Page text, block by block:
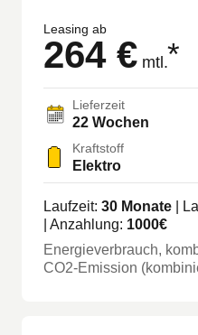
Leasing ab
264 € mtl.*
Lieferzeit
22 Wochen
Kraftstoff
Elektro
Laufzeit: 30 Monate |
| Anzahlung: 1000€
Energieverbrauch,
CO2-Emission